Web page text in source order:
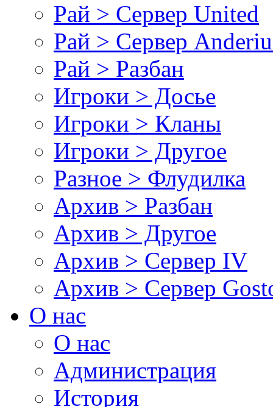
Рай > Сервер United
Рай > Сервер
Рай > Разбан
Игроки > Досье
Игроки > Кланы
Игроки > Другое
Разное > Флудилка
Архив > Разбан
Архив > Другое
Архив > Сервер IV
Архив > Сервер
О нас
О нас
Администрация
История